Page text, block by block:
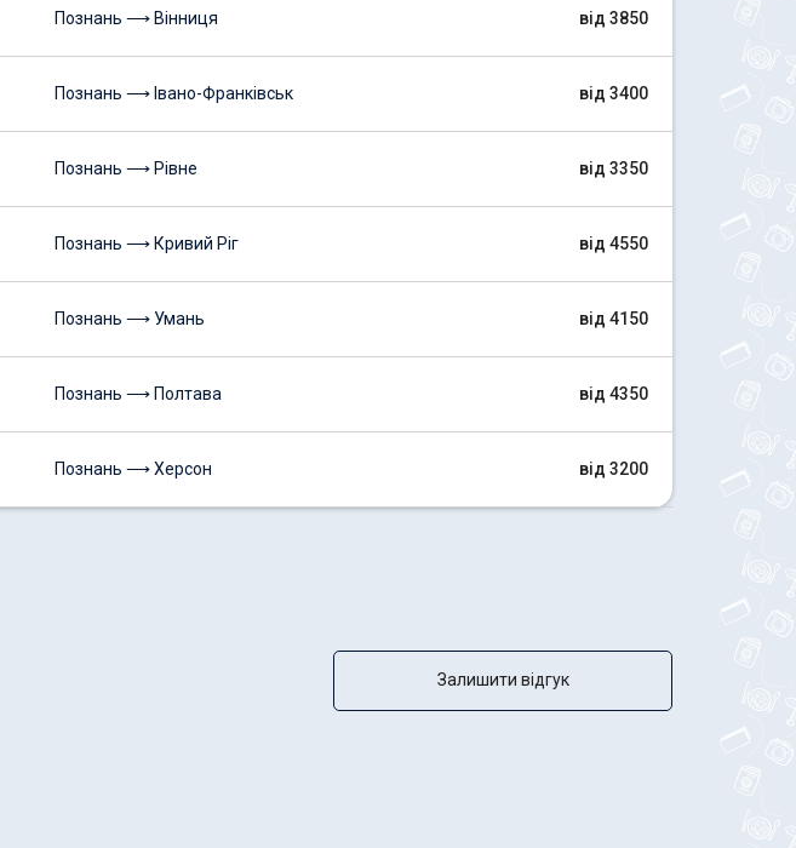
Познань ⟶ Вінниця від 3850
Познань ⟶ Івано-Франківськ від 3400
Познань ⟶ Рівне від 3350
Познань ⟶ Кривий Ріг від 4550
Познань ⟶ Умань від 4150
Познань ⟶ Полтава від 4350
Познань ⟶ Херсон від 3200
Залишити відгук